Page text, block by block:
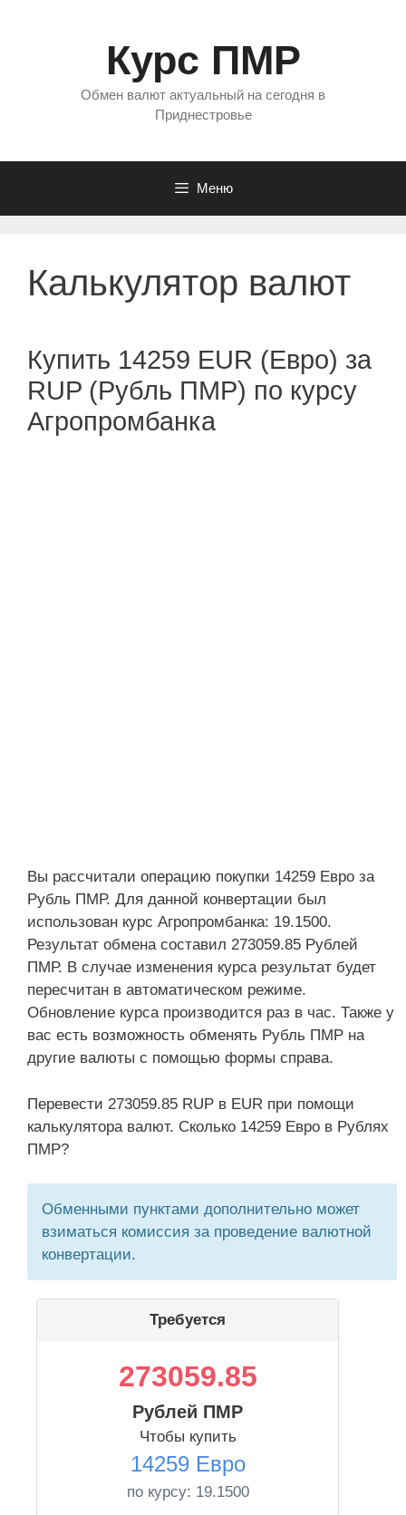
Курс ПМР
Обмен валют актуальный на сегодня в
Приднестровье
Меню
Калькулятор валют
Купить 14259 EUR (Евро) за
RUP (Рубль ПМР) по курсу
Агропромбанка
Вы рассчитали операцию покупки 14259 Евро за
Рубль ПМР. Для данной конвертации был
использован курс Агропромбанка: 19.1500.
Результат обмена составил 273059.85 Рублей
ПМР. В случае изменения курса результат будет
пересчитан в автоматическом режиме.
Обновление курса производится раз в час. Также у
вас есть возможность обменять Рубль ПМР на
другие валюты с помощью формы справа.
Перевести 273059.85 RUP в EUR при помощи
калькулятора валют. Сколько 14259 Евро в Рублях
ПМР?
Обменными пунктами дополнительно может
взиматься комиссия за проведение валютной
конвертации.
Требуется
273059.85
Рублей ПМР
Чтобы купить
14259 Евро
по курсу: 19.1500